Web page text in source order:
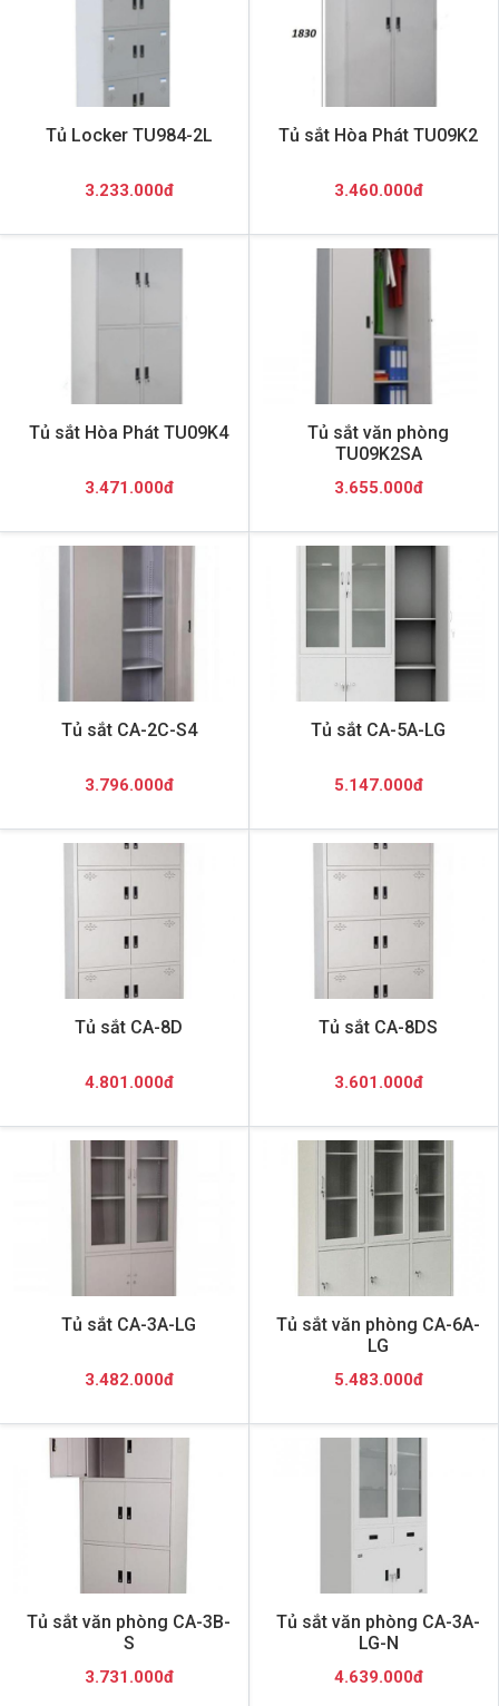
Tủ Locker TU984-2L
3.233.000đ
Tủ sắt Hòa Phát TU09K2
3.460.000đ
Tủ sắt Hòa Phát TU09K4
3.471.000đ
Tủ sắt văn phòng
TU09K2SA
3.655.000đ
Tủ sắt CA-2C-S4
3.796.000đ
Tủ sắt CA-5A-LG
5.147.000đ
Tủ sắt CA-8D
4.801.000đ
Tủ sắt CA-8DS
3.601.000đ
Tủ sắt CA-3A-LG
3.482.000đ
Tủ sắt văn phòng CA-6A-
LG
5.483.000đ
Tủ sắt văn phòng CA-3B-
S
3.731.000đ
Tủ sắt văn phòng CA-3A-
LG-N
4.639.000đ